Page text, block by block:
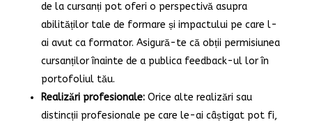
de la cursanți pot oferi o perspectivă asupra
abilităților tale de formare și impactului pe care l-
ai avut ca formator. Asigură-te că obții permisiunea
cursanților înainte de a publica feedback-ul lor în
portofoliul tău.
Realizări profesionale:Orice alte realizări sau
distincții profesionale pe care le-ai câștigat pot fi,